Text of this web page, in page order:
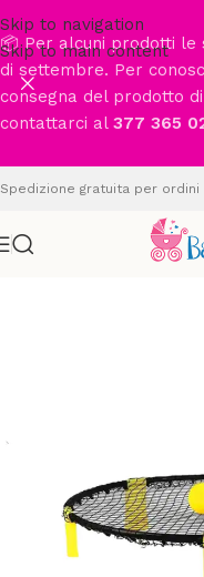
Skip to navigation
Skip to main content
📦 Per alcuni prodotti le
di settembre. Per
consegna del prodotto
contattarci al 377 365
Spedizione gratuita per